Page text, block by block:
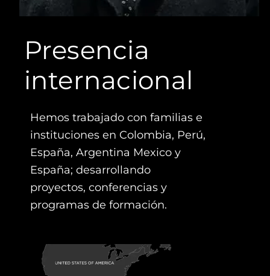
Presencia
internacional
Hemos trabajado con familias e
instituciones en Colombia, Perú,
España, Argentina Mexico y
España; desarrollando
proyectos, conferencias y
programas de formación.